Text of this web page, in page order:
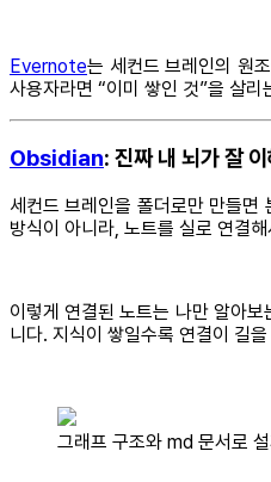
Evernote는 세컨드 브레인의 원
사용자라면 “이미 쌓인 것”을 살리
Obsidian: 진짜 내 뇌가 잘
세컨드 브레인을 폴더로만 만들
방식이 아니라, 노트를 실로 연결
이렇게 연결된 노트는 나만 알아보
니다. 지식이 쌓일수록 연결이 길
그래프 구조와 md 문서로